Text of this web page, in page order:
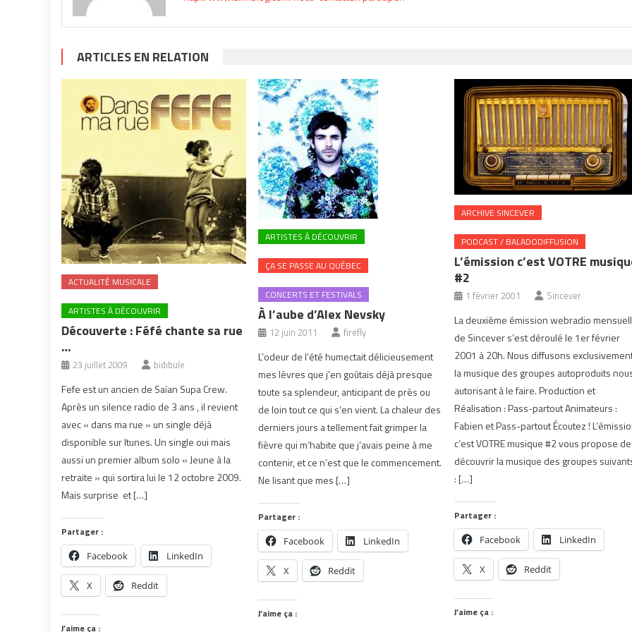
ARTICLES EN RELATION
ACTUALITÉ MUSICALE
ARTISTES À DÉCOUVRIR
Découverte : Féfé chante sa rue
…
23 juillet 2009 bidibule
Fefe est un ancien de Saïan Supa Crew.
Après un silence radio de 3 ans , il revient
avec « dans ma rue » un single déjà
disponible sur Itunes. Un single oui mais
aussi un premier album solo « Jeune à la
retraite » qui sortira lui le 12 octobre 2009.
Mais surprise et […]
Partager :
Facebook LinkedIn
X Reddit
J’aime ça :
ARTISTES À DÉCOUVRIR
ÇA SE PASSE AU QUÉBEC
CONCERTS ET FESTIVALS
À l’aube d’Alex Nevsky
12 juin 2011 firefly
L’odeur de l’été humectait délicieusement
mes lèvres que j’en goûtais déjà presque
toute sa splendeur, anticipant de près ou
de loin tout ce qui s’en vient. La chaleur des
derniers jours a tellement fait grimper la
fièvre qui m’habite que j’avais peine à me
contenir, et ce n’est que le commencement.
Ne lisant que mes […]
Partager :
Facebook LinkedIn
X Reddit
J’aime ça :
ARCHIVE SINCEVER
PODCAST / BALADODIFFUSION
L’émission c’est VOTRE
#2
1 février 2001 Sincever
La deuxième émission webradio
de Sincever s’est déroulé le 1er février
2001 à 20h. Nous diffusons
la musique des groupes autoproduits
autorisant à le faire. Production et
Réalisation : Pass-partout Animateurs :
Fabien et Pass-partout Écoutez !
c’est VOTRE musique #2 vous propose de
découvrir la musique des groupes
: […]
Partager :
Facebook LinkedIn
X Reddit
J’aime ça :